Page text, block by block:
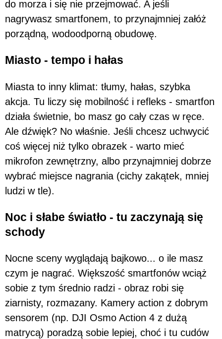
do morza i się nie przejmować. A jeśli
nagrywasz smartfonem, to przynajmniej załóż
porządną, wodoodporną obudowę.
Miasto - tempo i hałas
Miasta to inny klimat: tłumy, hałas, szybka
akcja. Tu liczy się mobilność i refleks - smartfon
działa świetnie, bo masz go cały czas w ręce.
Ale dźwięk? No właśnie. Jeśli chcesz uchwycić
coś więcej niż tylko obrazek - warto mieć
mikrofon zewnętrzny, albo przynajmniej dobrze
wybrać miejsce nagrania (cichy zakątek, mniej
ludzi w tle).
Noc i słabe światło - tu zaczynają się
schody
Nocne sceny wyglądają bajkowo... o ile masz
czym je nagrać. Większość smartfonów wciąż
sobie z tym średnio radzi - obraz robi się
ziarnisty, rozmazany. Kamery action z dobrym
sensorem (np. DJI Osmo Action 4 z dużą
matrycą) poradzą sobie lepiej, choć i tu cudów